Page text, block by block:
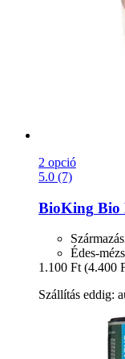
2 opció
5.0 (7)
BioKing Bio
Édes-
1.100 Ft (4.400
Szállítás eddig: